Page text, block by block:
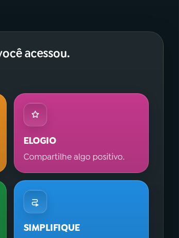
acessou.
ELOGIO
Compartilhe algo positivo.
SIMPLIFIQUE